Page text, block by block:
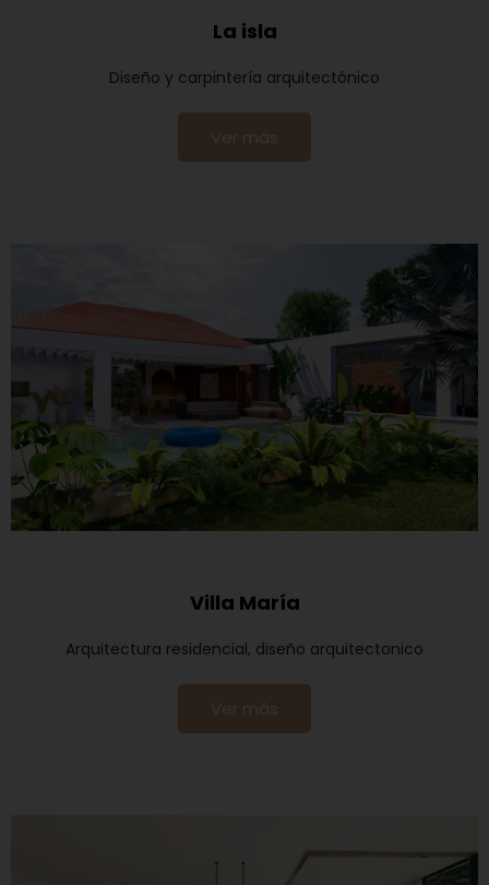
La isla
Diseño y carpintería arquitectónico
Ver más
Villa María
Arquitectura residencial, diseño arquitectonico
Ver más